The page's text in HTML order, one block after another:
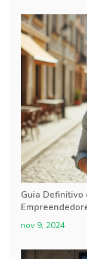
Guia
nov 9, 2024